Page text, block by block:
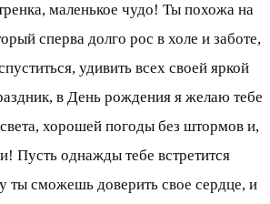
маленькое чудо! Ты похожа на
сперва долго рос в холе и заботе,
удивить всех своей яркой
в День рождения я желаю тебе
хорошей погоды без штормов и,
Пусть однажды тебе встретится
ты сможешь доверить свое сердце, и